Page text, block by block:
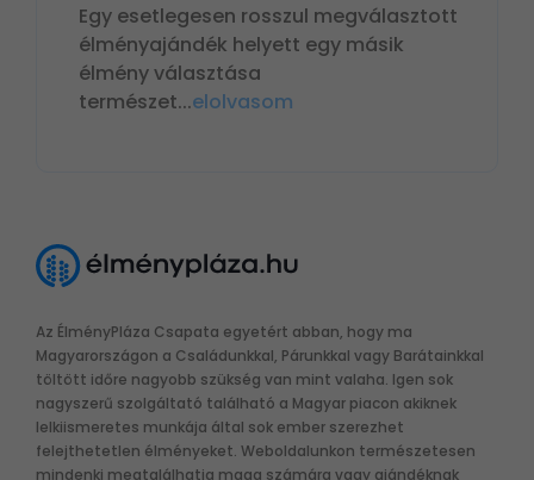
Egy esetlegesen rosszul megválasztott
élményajándék helyett egy másik
élmény választása
természet...elolvasom
Az ÉlményPláza Csapata egyetért abban, hogy ma
Magyarországon a Családunkkal, Párunkkal vagy Barátainkkal
töltött időre nagyobb szükség van mint valaha. Igen sok
nagyszerű szolgáltató található a Magyar piacon akiknek
lelkiismeretes munkája által sok ember szerezhet
felejthetetlen élményeket. Weboldalunkon természetesen
mindenki megtalálhatja maga számára vagy ajándéknak